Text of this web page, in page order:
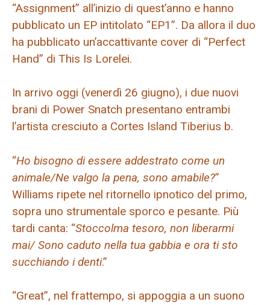
“Assignment” all’inizio di quest’anno e hanno
pubblicato un EP intitolato “EP1”. Da allora il duo
ha pubblicato un’accattivante cover di “Perfect
Hand” di This Is Lorelei.
In arrivo oggi (venerdì 26 giugno), i due nuovi
brani di Power Snatch presentano entrambi
l’artista cresciuto a Cortes Island Tiberius b.
“Ho bisogno di essere addestrato come un
animale/Ne valgo la pena, sono amabile?”
Williams ripete nel ritornello ipnotico del primo,
sopra uno strumentale sporco e pesante. Più
tardi canta: “Stoccolma tesoro, non liberarmi
mai/ Sono caduto nella tua gabbia e ora ti sto
succhiando i denti.”
“Great”, nel frattempo, si appoggia a un suono